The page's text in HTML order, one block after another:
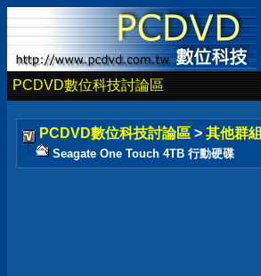
PCDVD數位科技討論區
PCDVD數位科技討論區 > 其他群組
Seagate One Touch 4TB 行動硬碟